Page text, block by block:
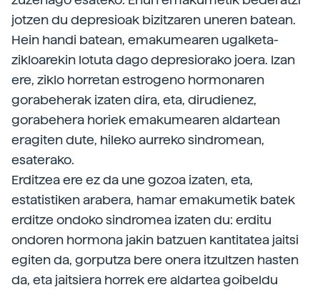
jotzen du depresioak bizitzaren uneren batean.
Hein handi batean, emakumearen ugalketa-
zikloarekin lotuta dago depresiorako joera. Izan
ere, ziklo horretan estrogeno hormonaren
gorabeherak izaten dira, eta, dirudienez,
gorabehera horiek emakumearen aldartean
eragiten dute, hileko aurreko sindromean,
esaterako.
Erditzea ere ez da une gozoa izaten, eta,
estatistiken arabera, hamar emakumetik batek
erditze ondoko sindromea izaten du: erditu
ondoren hormona jakin batzuen kantitatea jaitsi
egiten da, gorputza bere onera itzultzen hasten
da, eta jaitsiera horrek ere aldartea goibeldu